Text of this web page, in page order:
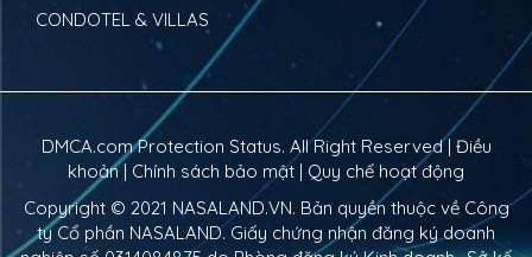
CONDOTEL & VILLAS
DMCA.com Protection Status. All Right Reserved | Điều
khoản| Chính sách bảo mật | Quy chế hoạt động
Copyright © 2021 NASALAND.VN. Bản quyền thuộc về Công
ty Cổ phần NASALAND. Giấy chứng nhận đăng ký doanh